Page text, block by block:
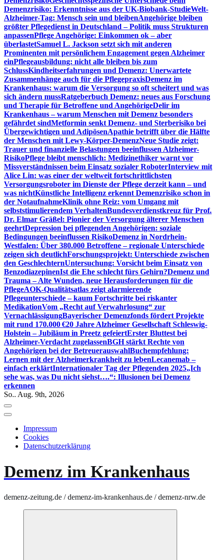
Demenzrisiko: Erkenntnisse aus der UK-Biobank-StudieWelt-
Alzheimer-Tag: Mensch sein und bleibenAngehörige bleiben
größter Pflegedienst in Deutschland – Politik muss Strukturen
anpassenPflege Angehörige: Einkommen ok – aber
überlastetSamuel L. Jackson setzt sich mit anderen
Prominenten mit persönlichem Engagement gegen Alzheimer
einPflegeausbildung: nicht alle bleiben bis zum
SchlussKindheitserfahrungen und Demenz: Unerwartete
Zusammenhänge auch für die PflegepraxisDemenz im
Krankenhaus: warum die Versorgung so oft scheitert und was
sich ändern mussRatgeberbuch Demenz: neues aus Forschung
und Therapie für Betroffene und AngehörigeDelir im
Krankenhaus – warum Menschen mit Demenz besonders
gefährdet sindMetformin senkt Demenz- und Sterberisiko bei
Übergewichtigen und AdipösenApathie betrifft über die Hälfte
der Menschen mit Lewy-Körper-DemenzNeue Studie zeigt:
Trauer und finanzielle Belastungen beeinflussen Alzheimer-
RisikoPflege bleibt menschlich: Medizinethiker warnt vor
Missverständnissen beim Einsatz sozialer RoboterInterview mit
Alice Lin: was einer der weltweit fortschrittlichsten
Versorgungsroboter im Dienste der Pflege derzeit kann – und
was nichtKünstliche Intelligenz erkennt Demenzrisiko schon in
der NotaufnahmeKlinik ohne Reiz: vom Umgang mit
selbststimulierendem VerhaltenBundesverdienstkreuz für Prof.
Dr. Elmar Gräßel: Pionier der Versorgung älterer Menschen
geehrtDepression bei pflegenden Angehörigen: soziale
Bedingungen beeinflussen RisikoDemenz in Nordrhein-
Westfalen: Über 380.000 Betroffene – regionale Unterschiede
zeigen sich deutlichForschungsprojekt: Unterschiede zwischen
den GeschlechternUntersuchung: Vorsicht beim Einsatz von
BenzodiazepinenIst die Ehe schlecht fürs Gehirn?Demenz und
Trauma – Alte Wunden, neue Herausforderungen für die
PflegeAOK-Qualitätsatlas zeigt alarmierende
Pflegeunterschiede – kaum Fortschritte bei riskanter
MedikationVom „Recht auf Verwahrlosung“ zur
VernachlässigungBayerischer Demenzfonds fördert Projekte
mit rund 170.000 €20 Jahre Alzheimer Gesellschaft Schleswig-
Holstein – Jubiläum in Preetz gefeiertErster Bluttest bei
Alzheimer-Verdacht zugelassenBGH stärkt Rechte von
Angehörigen bei der BetreuerauswahlBuchempfehlung:
Lernen mit der Alzheimerkrankheit zu lebenLecanemab –
einfach erklärtInternationaler Tag der Pflegenden 2025„Ich
sehe was, was Du nicht siehst….“: Illusionen bei Demenz
erkennen
So.. Aug. 9th, 2026
Impressum
Cookies
Datenschutzerklärung
Demenz im Krankenhaus
demenz-zeitung.de / demenz-im-krankenhaus.de / demenz-nrw.de